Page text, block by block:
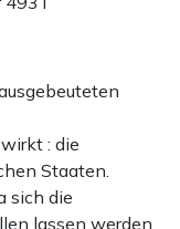
: die
Staaten.
sich die
lassen werden